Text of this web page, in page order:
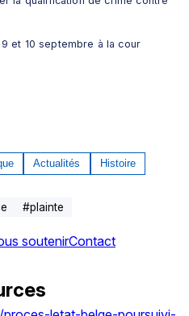
et 10 septembre à la cour
Actualités
Histoire
#plainte
soutenirContact